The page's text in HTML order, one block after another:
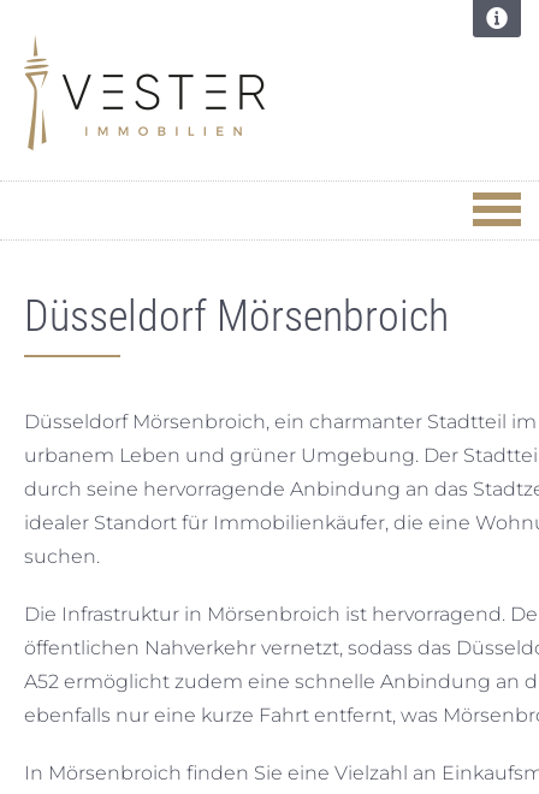
Düsseldorf Mörsenbroich
Düsseldorf Mörsenbroich, ein charmanter Stadtteil
urbanem Leben und grüner Umgebung. Der
durch seine hervorragende Anbindung an das
idealer Standort für Immobilienkäufer, die eine
suchen.
Die Infrastruktur in Mörsenbroich ist hervorragend.
öffentlichen Nahverkehr vernetzt, sodass das
A52 ermöglicht zudem eine schnelle Anbindung an
ebenfalls nur eine kurze Fahrt entfernt, was
In Mörsenbroich finden Sie eine Vielzahl an